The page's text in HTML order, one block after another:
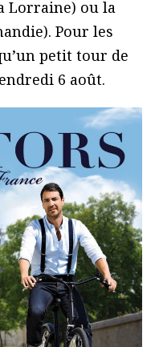
Lorraine) ou la
Pour les
petit tour de
6 août.